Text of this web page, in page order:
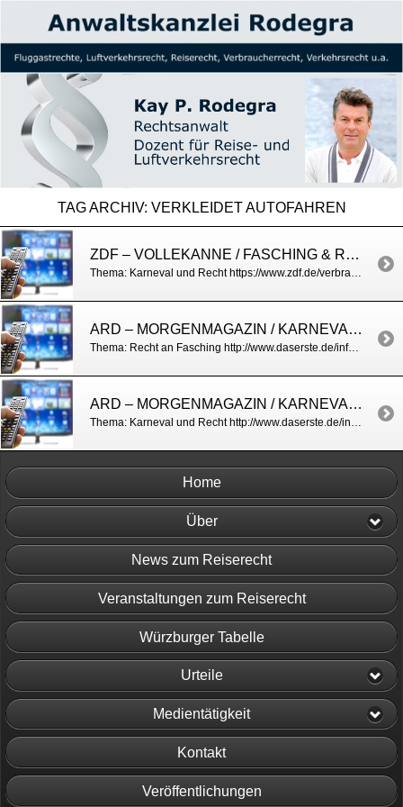
TAG ARCHIV: VERKLEIDET AUTOFAHREN
ZDF – VOLLEKANNE / FASCHING & RECHT
Thema: Karneval und Recht https://www.zdf.de/verbraucher/volle-kanne/Karneval-rechtlich-100.html
ARD – MORGENMAGAZIN / KARNEVAL UND RECHT
Thema: Recht an Fasching http://www.daserste.de/information/politik-weltgeschehen/morgenmagazin/service/service-Aerger-an-Karneval-100.html
ARD – MORGENMAGAZIN / KARNEVAL UND RECHT
Thema: Karneval und Recht http://www.daserste.de/information/politik-weltgeschehen/morgenmagazin/videos/karneval-und-recht-106.html
Home
Über
News zum Reiserecht
Veranstaltungen zum Reiserecht
Würzburger Tabelle
Urteile
Medientätigkeit
Kontakt
Veröffentlichungen